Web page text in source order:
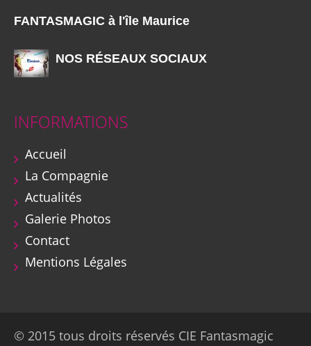
FANTASMAGIC à l'île Maurice
NOS RÉSEAUX SOCIAUX
INFORMATIONS
Accueil
La Compagnie
Actualités
Galerie Photos
Contact
Mentions Légales
© 2015 tous droits réservés CIE Fantasmagic